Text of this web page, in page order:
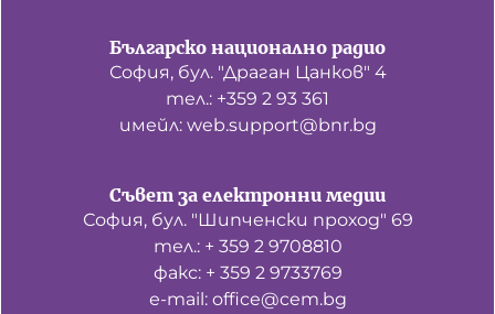
Българско национално радио
София, бул. "Драган Цанков" 4
тел.: +359 2 93 361
имейл: web.support@bnr.bg
Съвет за електронни медии
София, бул. "Шипченски проход" 69
тел.: + 359 2 9708810
факс: + 359 2 9733769
е-mail: office@cem.bg